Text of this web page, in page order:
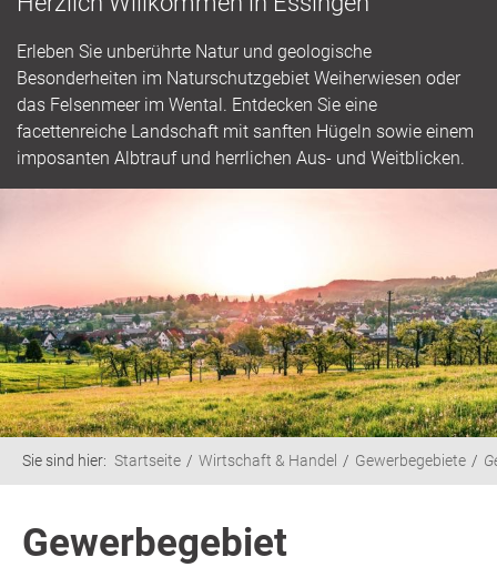
Erleben Sie unberührte Natur und geologische
Besonderheiten im Naturschutzgebiet Weiherwiesen oder
das Felsenmeer im Wental. Entdecken Sie eine
facettenreiche Landschaft mit sanften Hügeln sowie einem
imposanten Albtrauf und herrlichen Aus- und Weitblicken.
Sie sind hier: Startseite Wirtschaft & Handel Gewerbegebiete
Gewerbegebiet